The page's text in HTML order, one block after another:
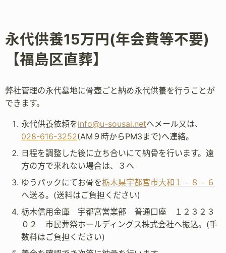
永代供養15万円(年会費等不要)
【福島区直葬】
弊社管理の永代墓地に骨壺ごと納め永代供養を行うことが
できます。
永代供養依頼をinfo@u-sousai.netへメール又は、
028-616-3252(AM９時からPM3まで)へ連絡。
日程を調整した後に立ち合いにて納骨を行います。遠
方の方で来れない場合は、３へ
ゆうパックにてお骨を栃木県宇都宮市大和１－８－６
へ送る。(送料はご負担ください)
栃木信用金庫 宇都宮営業部 普通口座 １２３２３
０２ 市民葬祭ホールディングス株式会社へ振込。(手
数料はご負担ください)